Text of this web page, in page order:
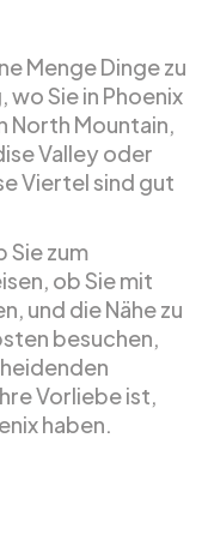
Menge Dinge zu
Sie in Phoenix
North Mountain,
Valley oder
Viertel sind gut
Sie zum
ob Sie mit
und die Nähe zu
besuchen,
Vorliebe ist,
haben.